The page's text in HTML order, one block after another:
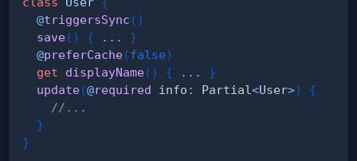
@triggersSync ( )
save( ) { ...
}
@preferCache(false)
get
displayName( ) { ...
}
update(@required info : Partial<User>)
{
//...
}
}